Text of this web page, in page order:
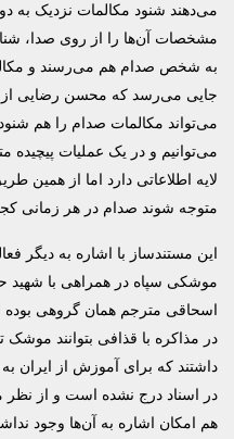
می‌دهند شنود مکالمات نزدیک به
مشخصات آن‌ها را از روی صدا،
به شخص صدام هم می‌رسند و
جایی می‌رسد که محسن رضایی از
می‌تواند مکالمات صدام را هم
می‌توانیم و در یک عملیات
لایه اطلاعاتی دارد اما از همین
متوجه شوند صدام در هر زمانی
این مستندساز با اشاره به دیگر
موشکی سپاه در همراهی با شهید
اسحاقی مترجم همان گروهی بوده
در مذاکره با قذافی بتوانند
داشتند که برای آموزش از ایران
در اسناد درج نشده است و از نظر
هم امکان اشاره به آن‌ها وجود